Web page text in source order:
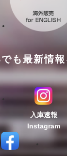
も最新情
入庫速報
Instagram